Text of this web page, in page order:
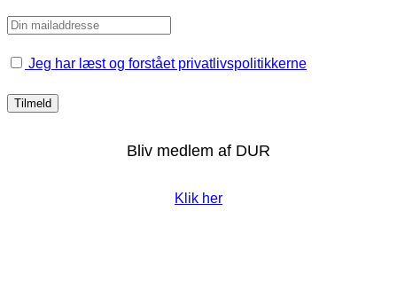
Jeg har læst og forstået privatlivspolitikkerne
Bliv medlem af DUR
Klik her